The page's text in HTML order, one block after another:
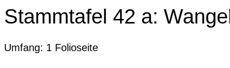
Stammtafel 42 a:
Umfang: 1 Folioseite